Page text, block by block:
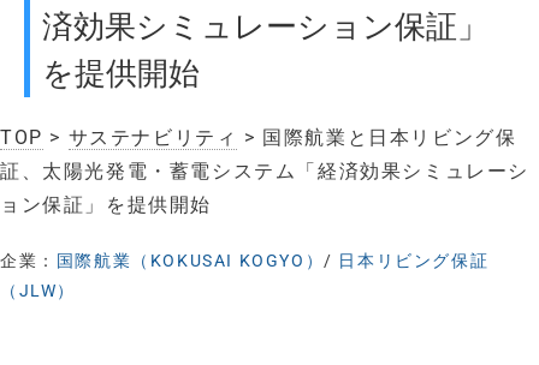
済効果シミュレーション保証」
を提供開始
TOP > サステナビリティ > 国際航業と日本リビング保
証、太陽光発電・蓄電システム「経済効果シミュレーシ
ョン保証」を提供開始
企業： 国際航業（KOKUSAI KOGYO）/ 日本リビング保証
（JLW）